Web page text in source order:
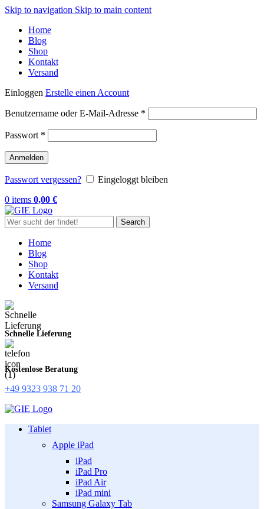
Skip to navigation Skip to main content
Home
Blog
Shop
Kontakt
Versand
Einloggen Erstelle einen Account
Benutzername oder E-Mail-Adresse *
Passwort *
Anmelden
Passwort vergessen?
Eingeloggt bleiben
0 items 0,00 €
Search
Home
Blog
Shop
Kontakt
Versand
Schnelle Lieferung
Kostenlose Beratung
+49 9323 938 71 20
Tablet
Apple iPad
iPad
iPad Pro
iPad Air
iPad mini
Samsung Galaxy Tab